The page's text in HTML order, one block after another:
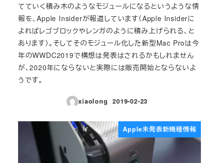
てていく積み木のようなモジュールになるというような情
報を、Apple Insiderが報道しています（Apple Insiderに
よればレゴブロックやレンガのように積み上げられる、と
あります）。そしてそのモジュール化した新型Mac Proは今
年のWWDC2019で構想は発表はされるかもしれません
が、2020年にならないと実際には販売開始とならないよ
うです。
xiaolong
投稿日
2019-02-23
Apple未発表新機種情報